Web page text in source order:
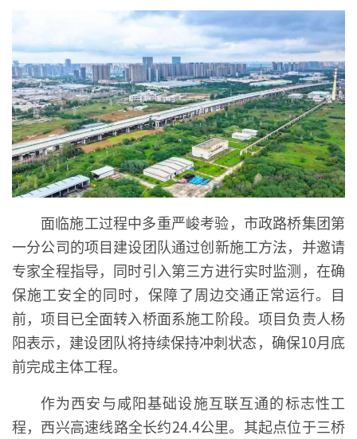
面临施工过程中多重严峻考验，市政路桥集团第
一分公司的项目建设团队通过创新施工方法，并邀请
专家全程指导，同时引入第三方进行实时监测，在确
保施工安全的同时，保障了周边交通正常运行。目
前，项目已全面转入桥面系施工阶段。项目负责人杨
阳表示，建设团队将持续保持冲刺状态，确保10月底
前完成主体工程。
作为西安与咸阳基础设施互联互通的标志性工
程，西兴高速线路全长约24.4公里。其起点位于三桥